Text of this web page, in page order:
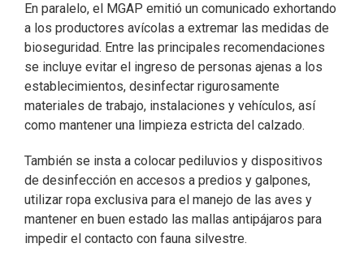
En paralelo, el MGAP emitió un comunicado exhortando
a los productores avícolas a extremar las medidas de
bioseguridad. Entre las principales recomendaciones
se incluye evitar el ingreso de personas ajenas a los
establecimientos, desinfectar rigurosamente
materiales de trabajo, instalaciones y vehículos, así
como mantener una limpieza estricta del calzado.
También se insta a colocar pediluvios y dispositivos
de desinfección en accesos a predios y galpones,
utilizar ropa exclusiva para el manejo de las aves y
mantener en buen estado las mallas antipájaros para
impedir el contacto con fauna silvestre.